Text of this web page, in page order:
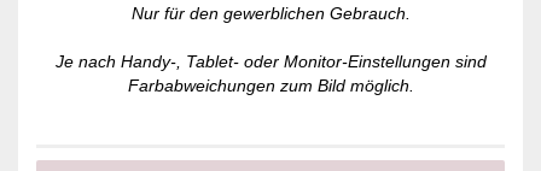
Nur für den gewerblichen Gebrauch.
Je nach Handy-, Tablet- oder Monitor-Einstellungen sind
Farbabweichungen zum Bild möglich.